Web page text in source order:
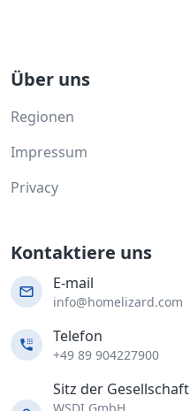
Über uns
Regionen
Impressum
Privacy
Kontaktiere uns
E-mail
info@homelizard.com
Telefon
+49 89 904227900
Sitz der Gesellschaft